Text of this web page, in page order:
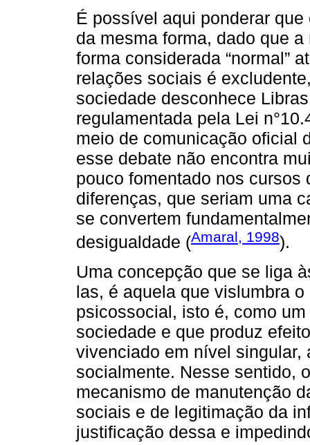
É possível aqui ponderar
da mesma forma, dado que
forma considerada “normal”
relações sociais é
sociedade desconhece
regulamentada pela Lei
meio de comunicação oficial
esse debate não encontra
pouco fomentado nos
diferenças, que seriam uma
se convertem
desigualdade (Amaral, 1998).
Uma concepção que se liga
las, é aquela que vislumbra
psicossocial, isto é, como
sociedade e que produz
vivenciado em nível singular,
socialmente. Nesse sentido,
mecanismo de manutenção
sociais e de legitimação da
justificação dessa e